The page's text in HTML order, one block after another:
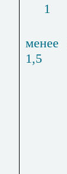
1
менее
1,5